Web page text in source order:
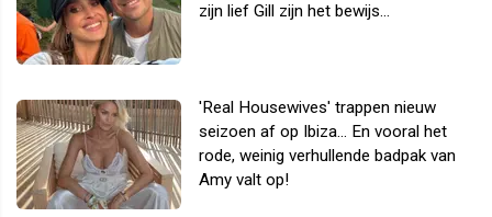
zijn lief Gill zijn het bewijs...
'Real Housewives' trappen nieuw
seizoen af op Ibiza... En vooral het
rode, weinig verhullende badpak van
Amy valt op!